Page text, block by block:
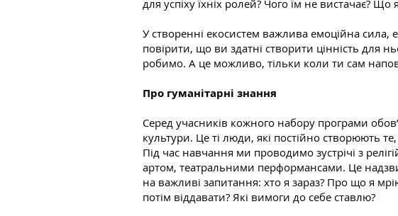
для успіху їхніх ролей? Чого їм не вистачає?
У створенні екосистем важлива емоційна сила,
повірити, що ви здатні створити цінність для
робимо. А це можливо, тільки коли ти сам
Про гуманітарні знання
Серед учасників кожного набору програми
культури. Це ті люди, які постійно створюють
Під час навчання ми проводимо зустрічі з
артом, театральними перформансами. Це
на важливі запитання: хто я зараз? Про що я
потім віддавати? Які вимоги до себе ставлю?